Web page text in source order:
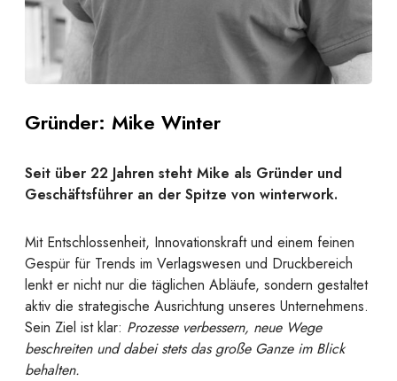
Gründer: Mike Winter
Seit über 22 Jahren steht Mike als Gründer und
Geschäftsführer an der Spitze von winterwork.
Mit Entschlossenheit, Innovationskraft und einem feinen
Gespür für Trends im Verlagswesen und Druckbereich
lenkt er nicht nur die täglichen Abläufe, sondern gestaltet
aktiv die strategische Ausrichtung unseres Unternehmens.
Sein Ziel ist klar: Prozesse verbessern, neue Wege
beschreiten und dabei stets das große Ganze im Blick
behalten.